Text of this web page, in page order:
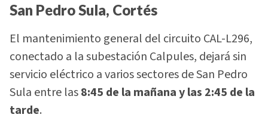
San Pedro Sula, Cortés
El mantenimiento general del circuito CAL-L296,
conectado a la subestación Calpules, dejará sin
servicio eléctrico a varios sectores de San Pedro
Sula entre las8:45 de la mañana y las 2:45 de la
tarde.